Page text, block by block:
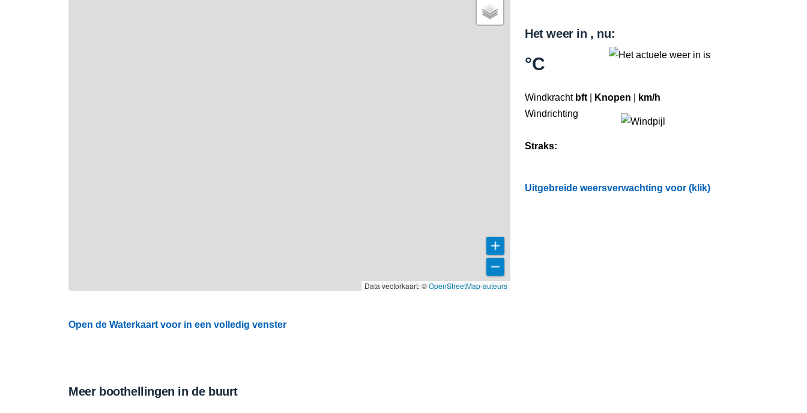
Data vectorkaart: ©OpenStreetMap-auteurs
Open de Waterkaart voor in een volledig venster
Meer boothellingen in de buurt
Het weer in , nu:
°C
Windkracht bft Knopen
km/h
Windrichting
Straks:
Uitgebreide weersverwachting voor (klik)